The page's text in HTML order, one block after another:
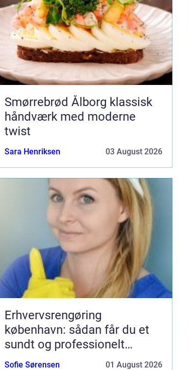
Smørrebrød Ålborg klassisk
håndværk med moderne
twist
Sara Henriksen 03 August 2026
Erhvervsrengøring
københavn: sådan får du et
sundt og professionelt
arbejdsmiljø
Sofie Sørensen 01 August 2026